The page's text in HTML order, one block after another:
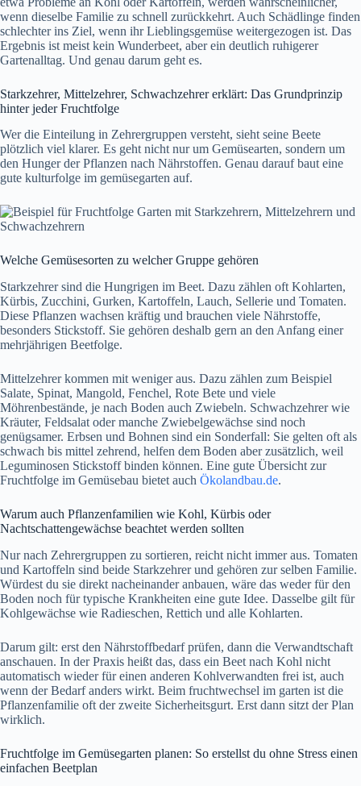
wenn dieselbe Familie zu schnell zurückkehrt. Auch Schädlinge finden
schlechter ins Ziel, wenn ihr Lieblingsgemüse weitergezogen ist. Das
Ergebnis ist meist kein Wunderbeet, aber ein deutlich ruhigerer
Gartenalltag. Und genau darum geht es.
Starkzehrer, Mittelzehrer, Schwachzehrer erklärt: Das Grundprinzip
hinter jeder Fruchtfolge
Wer die Einteilung in Zehrergruppen versteht, sieht seine Beete
plötzlich viel klarer. Es geht nicht nur um Gemüsearten, sondern um
den Hunger der Pflanzen nach Nährstoffen. Genau darauf baut eine
gute kulturfolge im gemüsegarten auf.
Welche Gemüsesorten zu welcher Gruppe gehören
Starkzehrer sind die Hungrigen im Beet. Dazu zählen oft Kohlarten,
Kürbis, Zucchini, Gurken, Kartoffeln, Lauch, Sellerie und Tomaten.
Diese Pflanzen wachsen kräftig und brauchen viele Nährstoffe,
besonders Stickstoff. Sie gehören deshalb gern an den Anfang einer
mehrjährigen Beetfolge.
Mittelzehrer kommen mit weniger aus. Dazu zählen zum Beispiel
Salate, Spinat, Mangold, Fenchel, Rote Bete und viele
Möhrenbestände, je nach Boden auch Zwiebeln. Schwachzehrer wie
Kräuter, Feldsalat oder manche Zwiebelgewächse sind noch
genügsamer. Erbsen und Bohnen sind ein Sonderfall: Sie gelten oft als
schwach bis mittel zehrend, helfen dem Boden aber zusätzlich, weil
Leguminosen Stickstoff binden können. Eine gute Übersicht zur
Fruchtfolge im Gemüsebau bietet auch Ökolandbau.de.
Warum auch Pflanzenfamilien wie Kohl, Kürbis oder
Nachtschattengewächse beachtet werden sollten
Nur nach Zehrergruppen zu sortieren, reicht nicht immer aus. Tomaten
und Kartoffeln sind beide Starkzehrer und gehören zur selben Familie.
Würdest du sie direkt nacheinander anbauen, wäre das weder für den
Boden noch für typische Krankheiten eine gute Idee. Dasselbe gilt für
Kohlgewächse wie Radieschen, Rettich und alle Kohlarten.
Darum gilt: erst den Nährstoffbedarf prüfen, dann die Verwandtschaft
anschauen. In der Praxis heißt das, dass ein Beet nach Kohl nicht
automatisch wieder für einen anderen Kohlverwandten frei ist, auch
wenn der Bedarf anders wirkt. Beim fruchtwechsel im garten ist die
Pflanzenfamilie oft der zweite Sicherheitsgurt. Erst dann sitzt der Plan
wirklich.
Fruchtfolge im Gemüsegarten planen: So erstellst du ohne Stress einen
einfachen Beetplan